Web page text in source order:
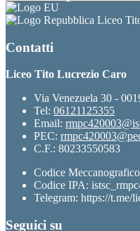
Liceo
Contatti
Liceo Tito Lucrezio Caro
Via Venezuela 30 -
Tel: 06121125355
Email:
PEC:
C.F.: 80233550583
Codice
Codice IPA:
Telegram: https://t.me/
Seguici su